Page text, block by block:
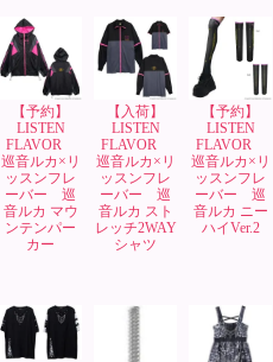
【予約】
LISTEN
FLAVOR
巡音ルカ×リ
ッスンフレ
ーバー 巡
音ルカ マウ
ンテンパー
カー
【入荷】
LISTEN
FLAVOR
巡音ルカ×リ
ッスンフレ
ーバー 巡
音ルカ スト
レッチ2WAY
シャツ
【予約】
LISTEN
FLAVOR
巡音ルカ×リ
ッスンフレ
ーバー 巡
音ルカ ニー
ハイVer.2